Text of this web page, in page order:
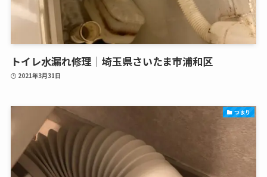
トイレ水漏れ修理｜埼玉県さいたま市浦和区
2021年3月31日
つまり